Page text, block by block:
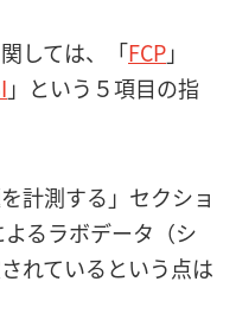
しては、「FCP」
」という５項目の指
計測する」セクショ
るラボデータ（シ
れているという点は